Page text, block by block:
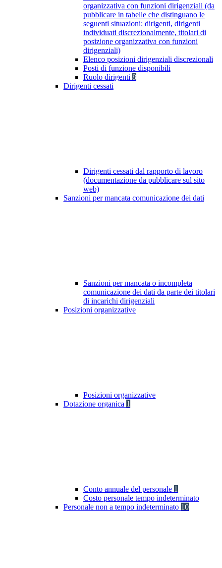
organizzativa con funzioni dirigenziali (da
pubblicare in tabelle che distinguano le
seguenti situazioni: dirigenti, dirigenti
individuati discrezionalmente, titolari di
posizione organizzativa con funzioni
dirigenziali)
Elenco posizioni dirigenziali discrezionali
Posti di funzione disponibili
Ruolo dirigenti 8
Dirigenti cessati
Dirigenti cessati dal rapporto di lavoro
(documentazione da pubblicare sul sito
web)
Sanzioni per mancata comunicazione dei dati
Sanzioni per mancata o incompleta
comunicazione dei dati da parte dei titolari
di incarichi dirigenziali
Posizioni organizzative
Posizioni organizzative
Dotazione organica 1
Conto annuale del personale 1
Costo personale tempo indeterminato
Personale non a tempo indeterminato 10